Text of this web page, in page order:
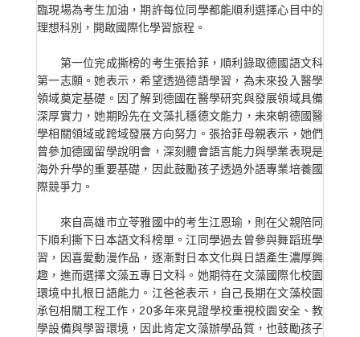
臨現場為考生加油，期許每位同學都能順利選擇心目中的
理想科別，開啟國際化學習旅程。
第一位完成撕榜的考生張拾菲，順利錄取德國語文科
第一志願。她表示，希望透過德語學習，為未來投入醫學
領域奠定基礎。因了解到德國在醫學研究與發展領域具備
深厚實力，她期盼先在文藻扎穩德文能力，未來朝德國醫
學相關領域或跨域發展方向努力。張拾菲母親表示，她們
曾參加德國留學說明會，深刻體會語言能力與學業表現是
海外升學的重要基礎，因此鼓勵孩子透過外語專業培養國
際競爭力。
來自高雄市立苓雅國中的考生江恩瑜，則在父親陪同
下順利撕下日本語文科榜單。江同學過去曾參與舞蹈班學
習，因喜愛動漫作品，逐漸對日本文化與日語產生濃厚興
趣，進而選擇文藻五專日文科。她期待在文藻國際化校園
環境中扎根日語能力。江爸爸表示，自己長期在文藻校園
承包相關工程工作，20多年來見證學校重視校園安全、教
學設備與學習環境，因此肯定文藻辦學品質，也鼓勵孩子